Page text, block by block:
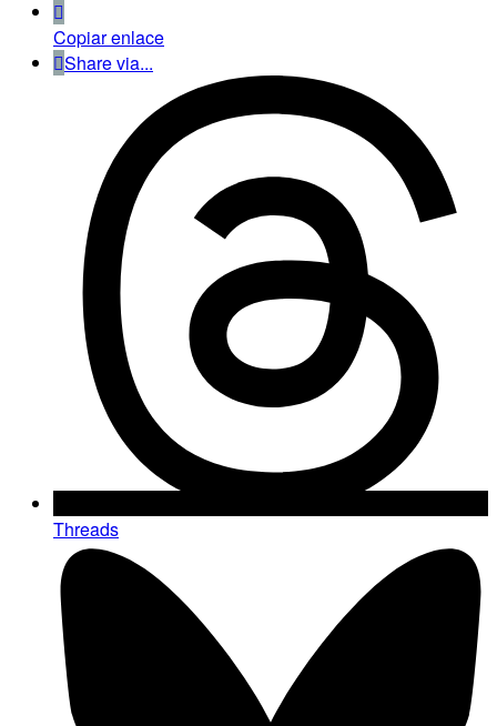
Copiar enlace
Share via...
Threads